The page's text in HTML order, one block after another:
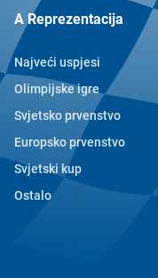
A Reprezentacija
Najveći uspjesi
Olimpijske igre
Svjetsko prvenstvo
Europsko prvenstvo
Svjetski kup
Ostalo